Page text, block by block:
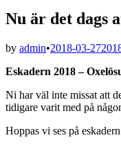
Nu är det dags
by admin•2018-03-27
Eskadern 2018 –
Ni har väl inte missat att
tidigare varit med på
Hoppas vi ses på